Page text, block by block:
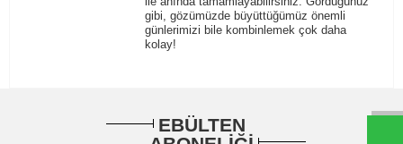
gibi, gözümüzde büyüttüğümüz önemli
günlerimizi bile kombinlemek çok daha
kolay!
EBÜLTEN